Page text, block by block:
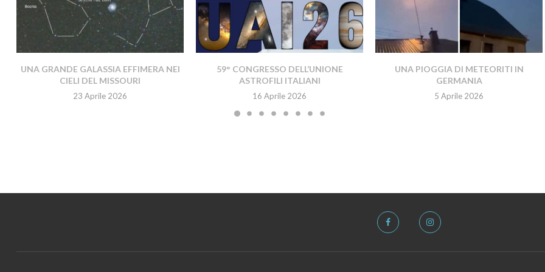
UNA GRANDE GALASSIA EFFIMERA NEI
CIELI DEL MISSOURI
23 Aprile 2026
59° CONGRESSO DELL’UNIONE
ASTROFILI ITALIANI
16 Aprile 2026
UNA PIOGGIA DI METEORITI IN
GERMANIA
5 Aprile 2026